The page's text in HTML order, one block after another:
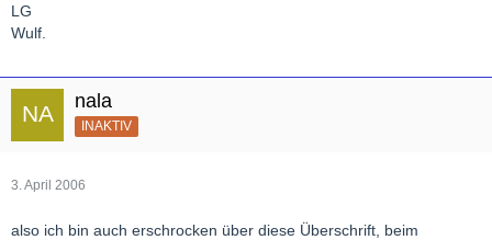
LG
Wulf.
nala
INAKTIV
3. April 2006
also ich bin auch erschrocken über diese Überschrift, beim